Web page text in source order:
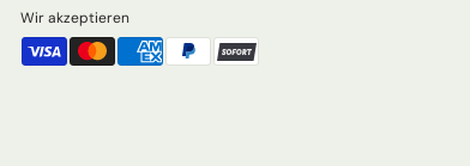
Wir akzeptieren